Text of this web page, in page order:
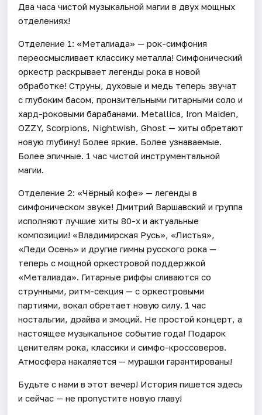
Два часа чистой музыкальной магии в двух мощных
отделениях!
Отделение 1: «Металиада» — рок-симфония
переосмысливает классику металла! Симфонический
оркестр раскрывает легенды рока в новой
обработке! Струны, духовые и медь теперь звучат
с глубоким басом, пронзительными гитарными соло и
хард-роковыми барабанами. Metallica, Iron Maiden,
OZZY, Scorpions, Nightwish, Ghost — хиты обретают
новую глубину! Более яркие. Более узнаваемые.
Более эпичные. 1 час чистой инструментальной
магии.
Отделение 2: «Чёрный кофе» — легенды в
симфоническом звуке! Дмитрий Варшавский и группа
исполняют лучшие хиты 80-х и актуальные
композиции! «Владимирская Русь», «Листья»,
«Леди Осень» и другие гимны русского рока —
теперь с мощной оркестровой поддержкой
«Металиада». Гитарные риффы сливаются со
струнными, ритм-секция — с оркестровыми
партиями, вокал обретает новую силу. 1 час
ностальгии, драйва и эмоций. Не простой концерт, а
настоящее музыкальное событие года! Подарок
ценителям рока, классики и симфо-кроссоверов.
Атмосфера накаляется — мурашки гарантированы!
Будьте с нами в этот вечер! История пишется здесь
и сейчас — не пропустите новую главу!